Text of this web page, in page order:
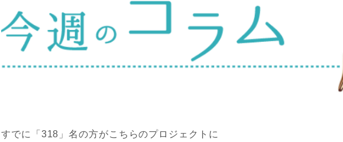
すでに「318」名の方がこちらのプロジェクトに